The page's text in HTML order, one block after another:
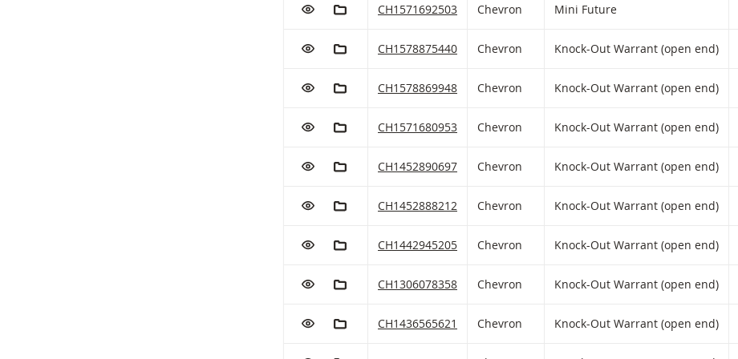
ZUR WATCHLIST HINZUFÜGEN
ZUM FIKTIVEN PORTFOLIO HINZUFÜGEN
Chevron Mini Future mit ISIN code:
CH1571692503 Chevron Mini Future
ZUR WATCHLIST HINZUFÜGEN
ZUM FIKTIVEN PORTFOLIO HINZUFÜGEN
Chevron Knock-Out Warrant (open end) mit ISIN code:
CH1578875440 Chevron Knock-Out Warrant (open end)
ZUR WATCHLIST HINZUFÜGEN
ZUM FIKTIVEN PORTFOLIO HINZUFÜGEN
Chevron Knock-Out Warrant (open end) mit ISIN code:
CH1578869948 Chevron Knock-Out Warrant (open end)
ZUR WATCHLIST HINZUFÜGEN
ZUM FIKTIVEN PORTFOLIO HINZUFÜGEN
Chevron Knock-Out Warrant (open end) mit ISIN code:
CH1571680953 Chevron Knock-Out Warrant (open end)
ZUR WATCHLIST HINZUFÜGEN
ZUM FIKTIVEN PORTFOLIO HINZUFÜGEN
Chevron Knock-Out Warrant (open end) mit ISIN code:
CH1452890697 Chevron Knock-Out Warrant (open end)
ZUR WATCHLIST HINZUFÜGEN
ZUM FIKTIVEN PORTFOLIO HINZUFÜGEN
Chevron Knock-Out Warrant (open end) mit ISIN code:
CH1452888212 Chevron Knock-Out Warrant (open end)
ZUR WATCHLIST HINZUFÜGEN
ZUM FIKTIVEN PORTFOLIO HINZUFÜGEN
Chevron Knock-Out Warrant (open end) mit ISIN code:
CH1442945205 Chevron Knock-Out Warrant (open end)
ZUR WATCHLIST HINZUFÜGEN
ZUM FIKTIVEN PORTFOLIO HINZUFÜGEN
Chevron Knock-Out Warrant (open end) mit ISIN code:
CH1306078358 Chevron Knock-Out Warrant (open end)
ZUR WATCHLIST HINZUFÜGEN
ZUM FIKTIVEN PORTFOLIO HINZUFÜGEN
Chevron Knock-Out Warrant (open end) mit ISIN code:
CH1436565621 Chevron Knock-Out Warrant (open end)